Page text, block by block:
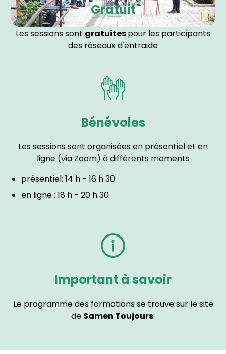
Gratuit
Les sessions sont gratuitespour les participants
des réseaux d'entraide
Bénévoles
Les sessions sont organisées en présentiel et en
ligne (via Zoom) à différents moments
présentiel: 14 h - 16 h 30
en ligne : 18 h - 20 h 30
Important à savoir
Le programme des formations se trouve sur le site
de Samen Toujours.